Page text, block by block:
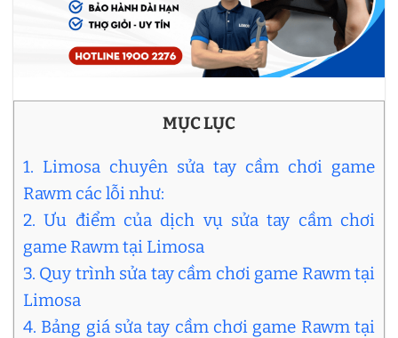
MỤC LỤC
1. Limosa chuyên sửa tay cầm chơi game
Rawm các lỗi như:
2. Ưu điểm của dịch vụ sửa tay cầm chơi
game Rawm tại Limosa
3. Quy trình sửa tay cầm chơi game Rawm tại
Limosa
4. Bảng giá sửa tay cầm chơi game Rawm tại